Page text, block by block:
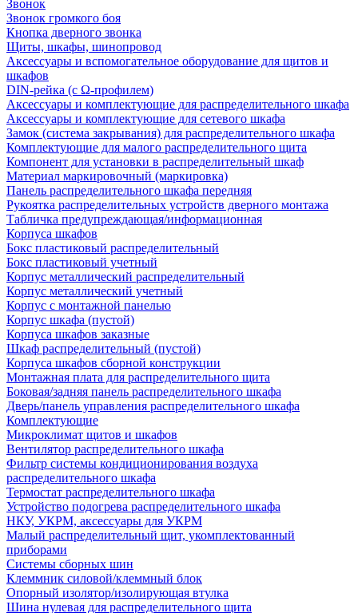
Звонок
Звонок громкого боя
Кнопка дверного звонка
Щиты, шкафы, шинопровод
Аксессуары и вспомогательное оборудование для щитов и
шкафов
DIN-рейка (с Ω-профилем)
Аксессуары и комплектующие для распределительного шкафа
Аксессуары и комплектующие для сетевого шкафа
Замок (система закрывания) для распределительного шкафа
Комплектующие для малого распределительного щита
Компонент для установки в распределительный шкаф
Материал маркировочный (маркировка)
Панель распределительного шкафа передняя
Рукоятка распределительных устройств дверного монтажа
Табличка предупреждающая/информационная
Корпуса шкафов
Бокс пластиковый распределительный
Бокс пластиковый учетный
Корпус металлический распределительный
Корпус металлический учетный
Корпус с монтажной панелью
Корпус шкафа (пустой)
Корпуса шкафов заказные
Шкаф распределительный (пустой)
Корпуса шкафов сборной конструкции
Монтажная плата для распределительного щита
Боковая/задняя панель распределительного шкафа
Дверь/панель управления распределительного шкафа
Комплектующие
Микроклимат щитов и шкафов
Вентилятор распределительного шкафа
Фильтр системы кондиционирования воздуха
распределительного шкафа
Термостат распределительного шкафа
Устройство подогрева распределительного шкафа
НКУ, УКРМ, аксессуары для УКРМ
Малый распределительный щит, укомплектованный
приборами
Системы сборных шин
Клеммник силовой/клеммный блок
Опорный изолятор/изолирующая втулка
Шина нулевая для распределительного щита